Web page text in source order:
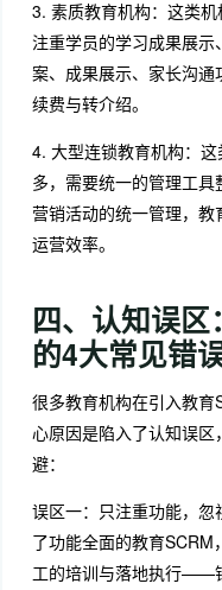
3. 素质教育机构：这类
注重学员的学习成果展
案、成果展示、家长沟
续费与转介绍。
4. 大型连锁教育机构：
多，需要统一的管理工具
营销活动的统一管理，
运营效率。
四、认知误
的4大常见错
很多教育机构在引入教
心原因是陷入了认知误
避：
误区一：只注重功能，
了功能全面的教育SCRM
工的培训与落地执行——